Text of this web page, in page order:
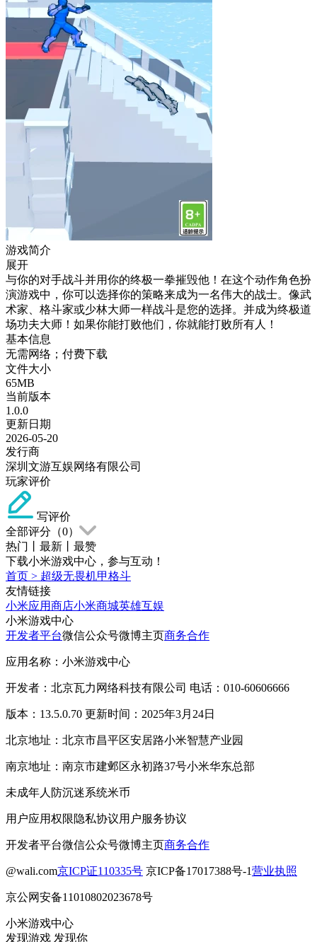
游戏简介
展开
与你的对手战斗并用你的终极一拳摧毁他！在这个动作角色扮
演游戏中，你可以选择你的策略来成为一名伟大的战士。像武
术家、格斗家或少林大师一样战斗是您的选择。并成为终极道
场功夫大师！如果你能打败他们，你就能打败所有人！
基本信息
无需网络；付费下载
文件大小
65MB
当前版本
1.0.0
更新日期
2026-05-20
发行商
深圳文游互娱网络有限公司
玩家评价
写评价
全部评分（0）
热门
最新
最赞
下载小米游戏中心，参与互动！
首页 > 超级无畏机甲格斗
友情链接
小米应用商店小米商城英雄互娱
小米游戏中心
开发者平台微信公众号微博主页商务合作
应用名称：小米游戏中心
开发者：北京瓦力网络科技有限公司 电话：010-60606666
版本：13.5.0.70 更新时间：2025年3月24日
北京地址：北京市昌平区安居路小米智慧产业园
南京地址：南京市建邺区永初路37号小米华东总部
未成年人防沉迷系统米币
用户应用权限隐私协议用户服务协议
开发者平台微信公众号微博主页商务合作
@wali.com京ICP证110335号 京ICP备17017388号-1营业执照
京公网安备11010802023678号
小米游戏中心
发现游戏 发现你